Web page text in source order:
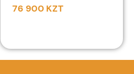
76 900 KZT